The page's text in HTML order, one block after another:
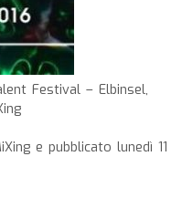
Festival – Elbinsel,
e pubblicato lunedì 11